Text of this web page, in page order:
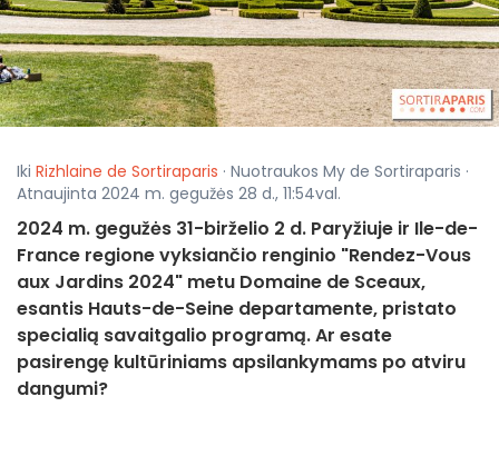
Iki Rizhlaine de Sortiraparis · Nuotraukos My de Sortiraparis ·
Atnaujinta 2024 m. gegužės 28 d., 11:54val.
2024 m. gegužės 31-birželio 2 d. Paryžiuje ir Ile-de-
France regione vyksiančio renginio "Rendez-Vous
aux Jardins 2024" metu Domaine de Sceaux,
esantis Hauts-de-Seine departamente, pristato
specialią savaitgalio programą. Ar esate
pasirengę kultūriniams apsilankymams po atviru
dangumi?